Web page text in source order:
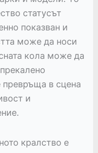
статусът
показван и
може да носи
кола може да
превръща в сцена
и
кралство е